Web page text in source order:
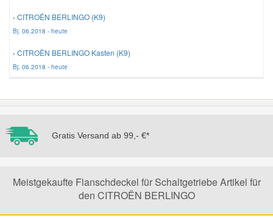
› CITROËN BERLINGO (K9)
Bj. 06.2018 - heute
› CITROËN BERLINGO Kasten (K9)
Bj. 06.2018 - heute
Gratis Versand ab 99,- €*
Meistgekaufte Flanschdeckel für Schaltgetriebe Artikel für
den CITROËN BERLINGO
Mazda Ersatzteile
Mercedes Ersatzteile
Mini Ersatzteile
Mitsubishi Ersatzteile